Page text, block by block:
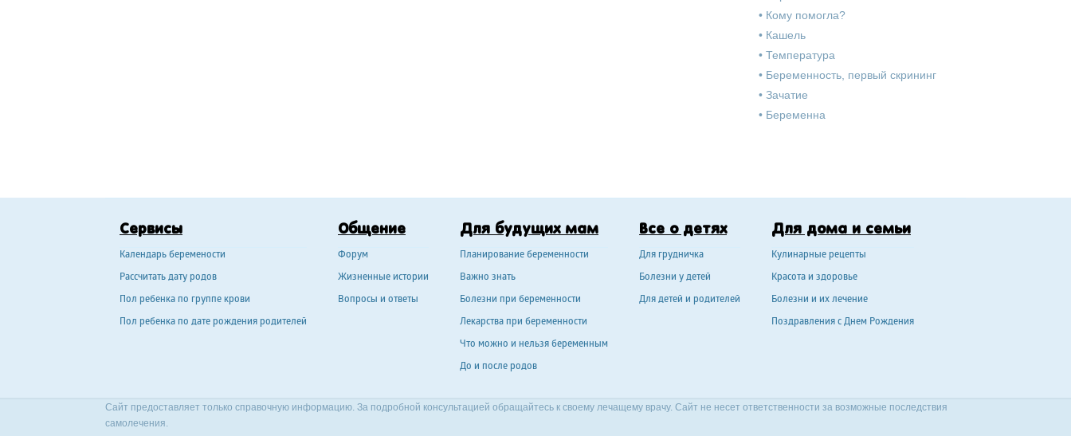
• Кому помогла?
• Кашель
• Температура
• Беременность, первый скрининг
• Зачатие
• Беременна
Сервисы
Календарь беремености
Рассчитать дату родов
Пол ребенка по группе крови
Пол ребенка по дате рождения родителей
Общение
Форум
Жизненные истории
Вопросы и ответы
Для будущих мам
Планирование беременности
Важно знать
Болезни при беременности
Лекарства при беременности
Что можно и нельзя беременным
До и после родов
Все о детях
Для грудничка
Болезни у детей
Для детей и родителей
Для дома и семьи
Кулинарные рецепты
Красота и здоровье
Болезни и их лечение
Поздравления с Днем Рождения
Сайт предоставляет только справочную информацию. За подробной консультацией обращайтесь к своему лечащему врачу. Сайт не несет ответственности за возможные последствия
самолечения.